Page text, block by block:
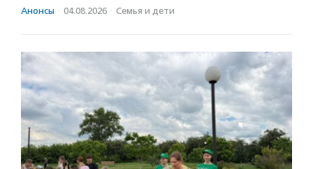
Анонсы · 04.08.2026 · Семья и дети